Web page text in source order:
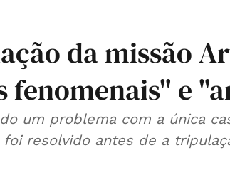
da missão
fenomenais" e
um problema com a única
foi resolvido antes de a